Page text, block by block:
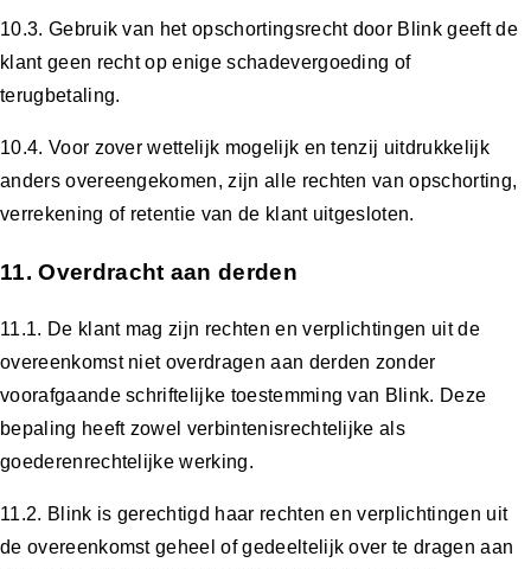
10.3. Gebruik van het opschortingsrecht door Blink geeft de
klant geen recht op enige schadevergoeding of
terugbetaling.
10.4. Voor zover wettelijk mogelijk en tenzij uitdrukkelijk
anders overeengekomen, zijn alle rechten van opschorting,
verrekening of retentie van de klant uitgesloten.
11. Overdracht aan derden
11.1. De klant mag zijn rechten en verplichtingen uit de
overeenkomst niet overdragen aan derden zonder
voorafgaande schriftelijke toestemming van Blink. Deze
bepaling heeft zowel verbintenisrechtelijke als
goederenrechtelijke werking.
11.2. Blink is gerechtigd haar rechten en verplichtingen uit
de overeenkomst geheel of gedeeltelijk over te dragen aan